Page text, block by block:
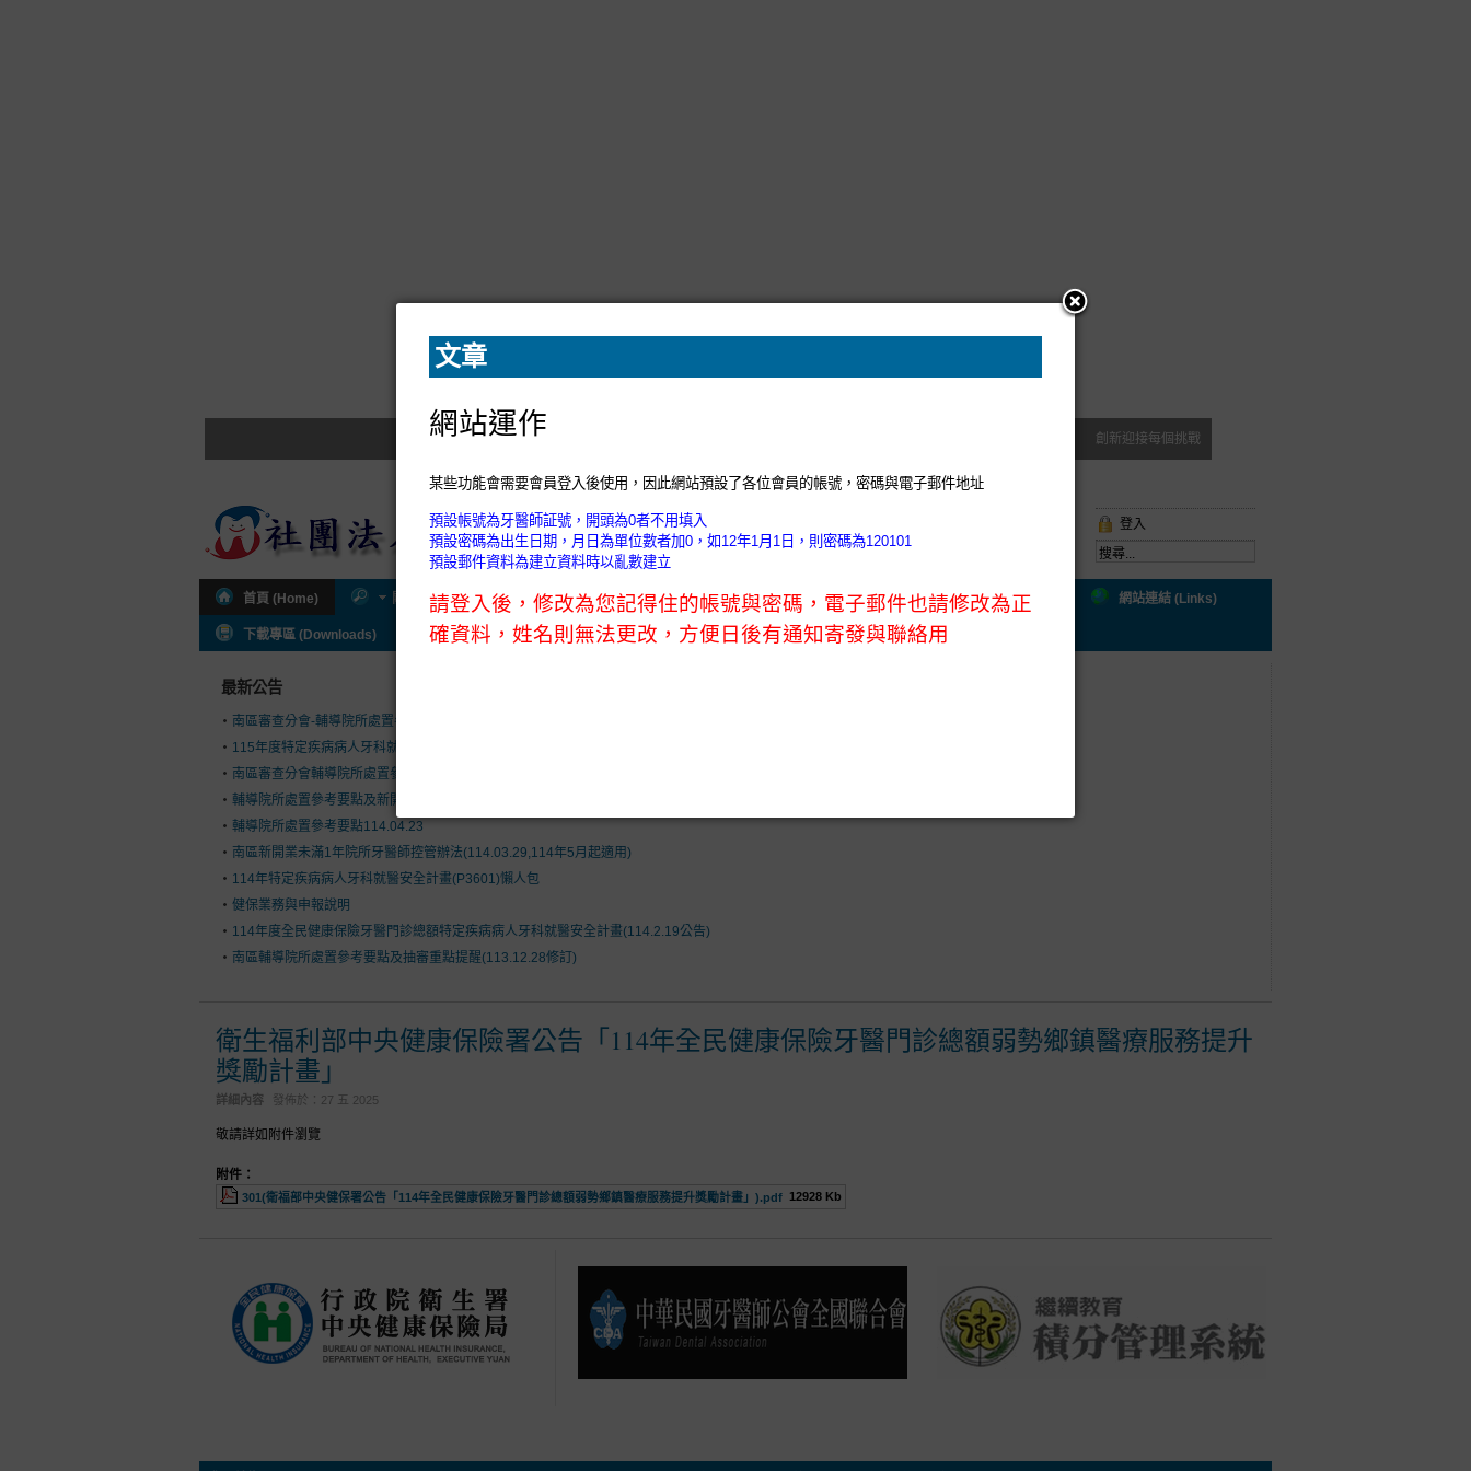
創新迎接每個挑戰
登入
首頁 (Home) 關於公會 (About) 會務公告 (News) 會員天地 (Members) 口衛教室 (Oral Health) 網站連結 (Links)
下載專區 (Downloads) 公會通知 (Information)
最新公告
南區審查分會-輔導院所處置參考要點及新開執業未滿1年控管辦法及新開業額度及抽審原則
115年度特定疾病病人牙科就醫安全計畫(P3601C)
南區審查分會輔導院所處置參考要點(114.9.11通過).
輔導院所處置參考要點及新開執業控管辦法(114.4.17)
輔導院所處置參考要點114.04.23
南區新開業未滿1年院所牙醫師控管辦法(114.03.29,114年5月起適用)
114年特定疾病病人牙科就醫安全計畫(P3601)懶人包
健保業務與申報說明
114年度全民健康保險牙醫門診總額特定疾病病人牙科就醫安全計畫(114.2.19公告)
南區輔導院所處置參考要點及抽審重點提醒(113.12.28修訂)
衛生福利部中央健康保險署公告「114年全民健康保險牙醫門診總額弱勢鄉鎮醫療服務提升
獎勵計畫」
詳細內容 發佈於： 27 五 2025
敬請詳如附件瀏覽
附件：
301(衛福部中央健保署公告「114年全民健康保險牙醫門診總額弱勢鄉鎮醫療服務提升獎勵計畫」).pdf 12928 Kb